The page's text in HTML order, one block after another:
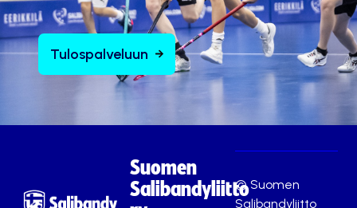
Tulospalveluun
Suomen
Salibandyliitto© Suomen
Salibandyliitto